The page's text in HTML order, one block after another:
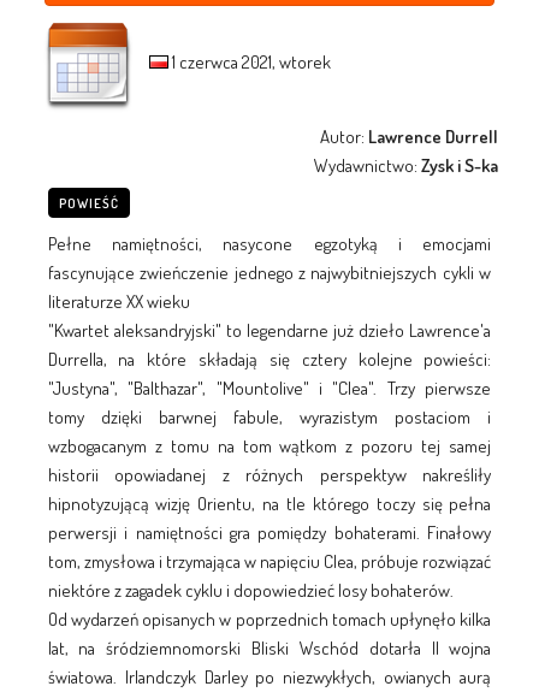
1 czerwca 2021, wtorek
Autor: Lawrence Durrell
Wydawnictwo:Zysk i S-ka
POWIEŚĆ
Pełne namiętności, nasycone egzotyką i emocjami
fascynujące zwieńczenie jednego z najwybitniejszych cykli w
literaturze XX wieku
"Kwartet aleksandryjski" to legendarne już dzieło Lawrence'a
Durrella, na które składają się cztery kolejne powieści:
"Justyna", "Balthazar", "Mountolive" i "Clea". Trzy pierwsze
tomy dzięki barwnej fabule, wyrazistym postaciom i
wzbogacanym z tomu na tom wątkom z pozoru tej samej
historii opowiadanej z różnych perspektyw nakreśliły
hipnotyzującą wizję Orientu, na tle którego toczy się pełna
perwersji i namiętności gra pomiędzy bohaterami. Finałowy
tom, zmysłowa i trzymająca w napięciu Clea, próbuje rozwiązać
niektóre z zagadek cyklu i dopowiedzieć losy bohaterów.
Od wydarzeń opisanych w poprzednich tomach upłynęło kilka
lat, na śródziemnomorski Bliski Wschód dotarła II wojna
światowa. Irlandczyk Darley po niezwykłych, owianych aurą